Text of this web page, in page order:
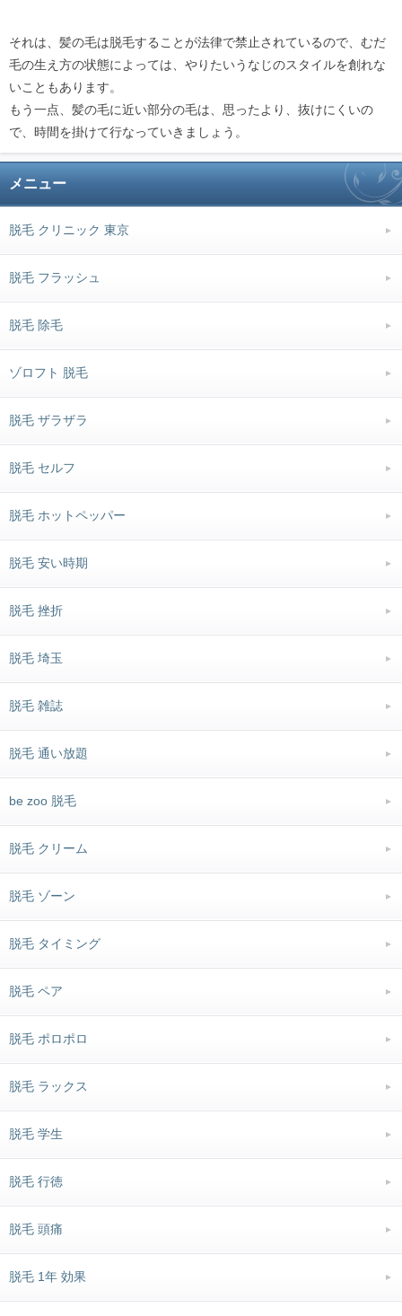
それは、髪の毛は脱毛することが法律で禁止されているので、むだ
毛の生え方の状態によっては、やりたいうなじのスタイルを創れな
いこともあります。
もう一点、髪の毛に近い部分の毛は、思ったより、抜けにくいの
で、時間を掛けて行なっていきましょう。
メニュー
脱毛 クリニック 東京
脱毛 フラッシュ
脱毛 除毛
ゾロフト 脱毛
脱毛 ザラザラ
脱毛 セルフ
脱毛 ホットペッパー
脱毛 安い時期
脱毛 挫折
脱毛 埼玉
脱毛 雑誌
脱毛 通い放題
be zoo 脱毛
脱毛 クリーム
脱毛 ゾーン
脱毛 タイミング
脱毛 ペア
脱毛 ポロポロ
脱毛 ラックス
脱毛 学生
脱毛 行徳
脱毛 頭痛
脱毛 1年 効果